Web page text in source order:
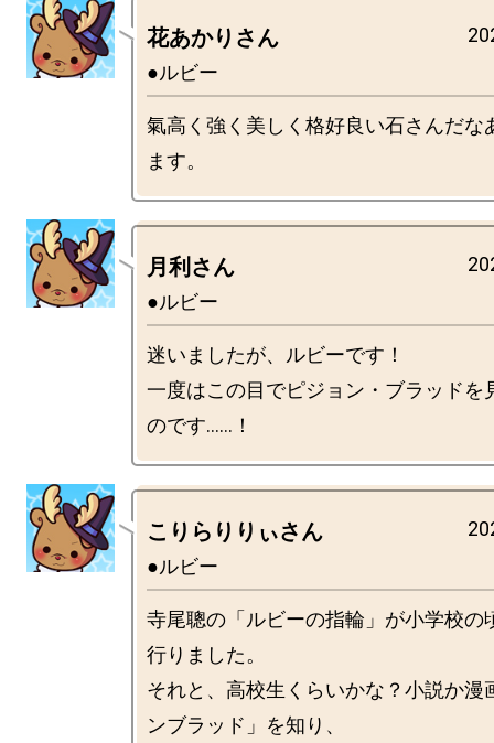
花あかりさん
●ルビー
氣高く強く美しく格好良い石さんだな
月利さん
●ルビー
迷いましたが、ルビーです！
一度はこの目でピジョン・ブラッドを
こりらりりぃさん
●ルビー
寺尾聰の「ルビーの指輪」が小学校の
行りました。
それと、高校生くらいかな？小説か漫
ンブラッド」を知り、